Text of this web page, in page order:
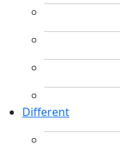
Different